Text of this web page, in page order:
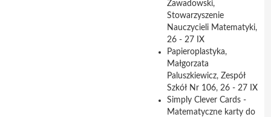
Zawadowski,
Stowarzyszenie
Nauczycieli Matematyki,
26 - 27 IX
Papieroplastyka,
Małgorzata
Paluszkiewicz, Zespół
Szkół Nr 106, 26 - 27 IX
Simply Clever Cards -
Matematyczne karty do